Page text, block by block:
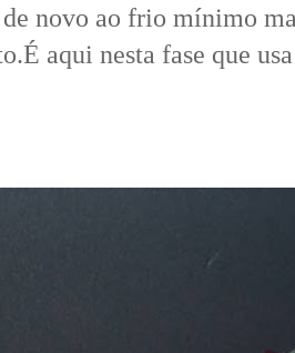
novo ao frio mínimo
aqui nesta fase que